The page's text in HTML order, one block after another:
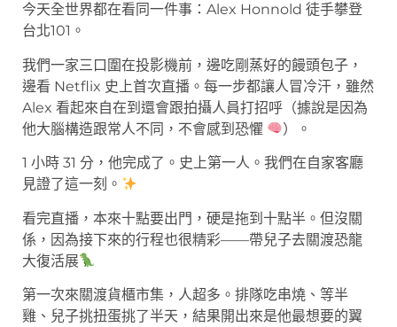
今天全世界都在看同一件事：Alex Honnold 徒手攀登
台北101。
我們一家三口圍在投影機前，邊吃剛蒸好的饅頭包子，
邊看 Netflix 史上首次直播。每一步都讓人冒冷汗，雖然
Alex 看起來自在到還會跟拍攝人員打招呼（據說是因為
他大腦構造跟常人不同，不會感到恐懼
）。
1 小時 31 分，他完成了。史上第一人。我們在自家客廳
見證了這一刻。
看完直播，本來十點要出門，硬是拖到十點半。但沒關
係，因為接下來的行程也很精彩——帶兒子去關渡恐龍
大復活展
第一次來關渡貨櫃市集，人超多。排隊吃串燒、等半
雞、兒子挑扭蛋挑了半天，結果開出來是他最想要的翼